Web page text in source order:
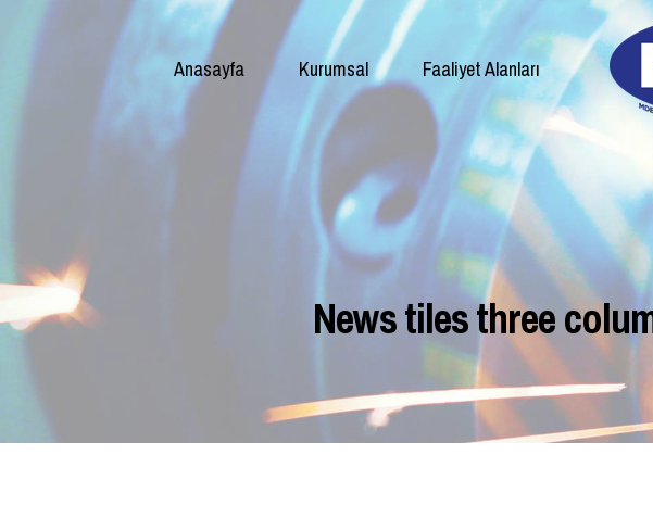
Anasayfa Kurumsal Faaliyet Alanları
News tiles three